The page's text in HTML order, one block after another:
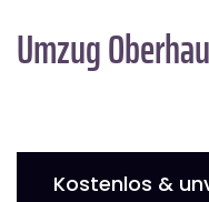
Umzug
Kostenlos &